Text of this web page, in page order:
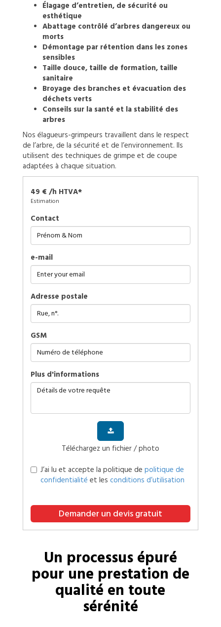
Élagage d’entretien, de sécurité ou
esthétique
Abattage contrôlé d’arbres dangereux ou
morts
Démontage par rétention dans les zones
sensibles
Taille douce, taille de formation, taille
sanitaire
Broyage des branches et évacuation des
déchets verts
Conseils sur la santé et la stabilité des
arbres
Nos élagueurs-grimpeurs travaillent dans le respect
de l’arbre, de la sécurité et de l’environnement. Ils
utilisent des techniques de grimpe et de coupe
adaptées à chaque situation.
49 € /h HTVA*
Estimation
Contact
e-mail
Adresse postale
GSM
plus d'informations
Téléchargez un fichier / photo
J’ai lu et accepte la politique de politique de
confidentialité et les conditions d’utilisation
Demander un devis gratuit
Un processus épuré
pour une prestation de
qualité en toute
sérénité